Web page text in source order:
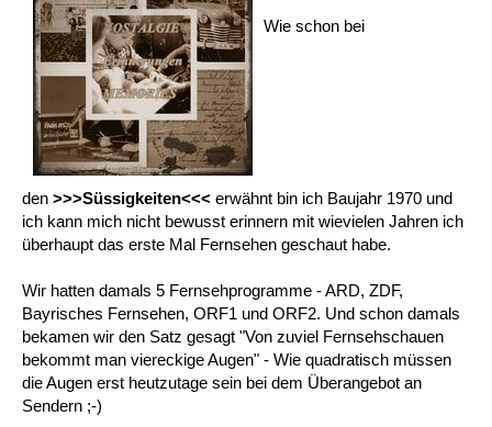
Wie schon bei
den >>>Süssigkeiten<<< erwähnt bin ich Baujahr 1970 und
ich kann mich nicht bewusst erinnern mit wievielen Jahren ich
überhaupt das erste Mal Fernsehen geschaut habe.
Wir hatten damals 5 Fernsehprogramme - ARD, ZDF,
Bayrisches Fernsehen, ORF1 und ORF2. Und schon damals
bekamen wir den Satz gesagt "Von zuviel Fernsehschauen
bekommt man viereckige Augen" - Wie quadratisch müssen
die Augen erst heutzutage sein bei dem Überangebot an
Sendern ;-)